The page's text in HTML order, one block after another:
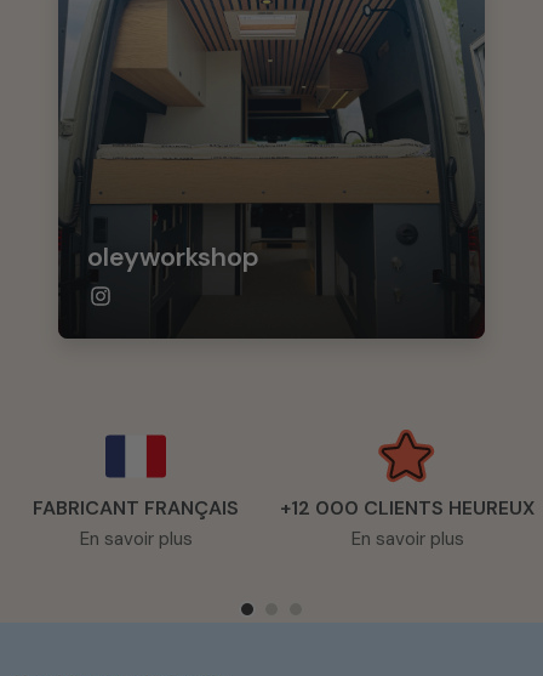
oleyworkshop
FABRICANT FRANÇAIS
En savoir plus
+12 000 CLIENTS HEUREUX
En savoir plus